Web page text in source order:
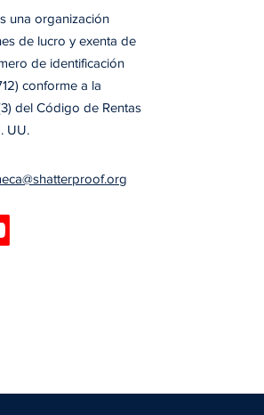
una organización
de lucro y exenta de
de identificación
conforme a la
del Código de Rentas
UU.